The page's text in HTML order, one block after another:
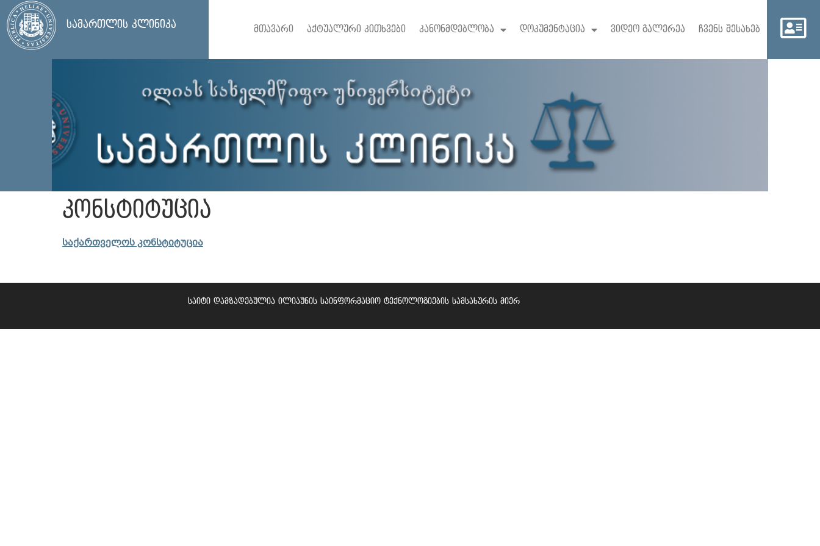
სამართლის კლინიკა მთავარი აქტუალური კითხვები კანონმდებლობა დოკუმენტაცია ვიდეო გალერეა ჩვენს შესახებ
კონსტიტუცია
საქართველოს კონსტიტუცია
საიტი დამზადებულია ილიაუნის საინფორმაციო ტექნოლოგიების სამსახურის მიერ